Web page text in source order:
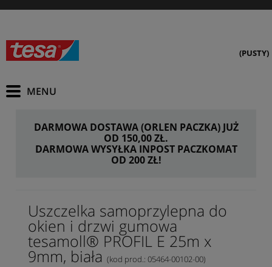
(PUSTY)
DARMOWA DOSTAWA (ORLEN PACZKA) JUŻ
OD 150,00 ZŁ.
DARMOWA WYSYŁKA INPOST PACZKOMAT
OD 200 ZŁ!
Uszczelka samoprzylepna do
okien i drzwi gumowa
tesamoll® PROFIL E 25m x
9mm, biała (kod prod.: 05464-00102-00)